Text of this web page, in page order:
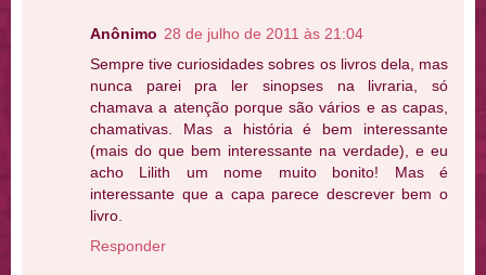
Anônimo 28 de julho de 2011 às 21:04
Sempre tive curiosidades sobres os livros dela, mas
nunca parei pra ler sinopses na livraria, só
chamava a atenção porque são vários e as capas,
chamativas. Mas a história é bem interessante
(mais do que bem interessante na verdade), e eu
acho Lilith um nome muito bonito! Mas é
interessante que a capa parece descrever bem o
livro.
Responder